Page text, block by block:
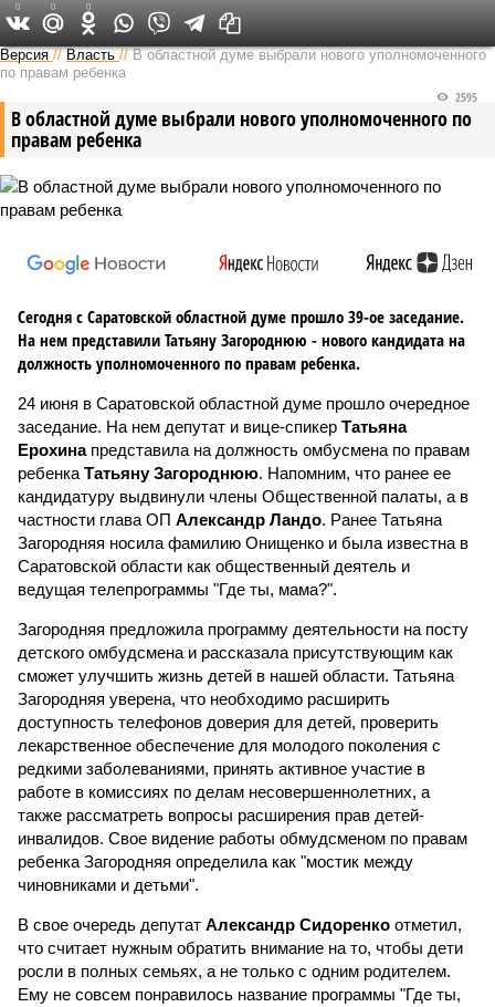
Версия в Саратове
Версия //Власть //В областной думе выбрали нового уполномоченного
по правам ребенка
В областной думе выбрали нового уполномоченного по
правам ребенка
2595
Сегодня с Саратовской областной думе прошло 39-ое заседание.
На нем представили Татьяну Загороднюю - нового кандидата на
должность уполномоченного по правам ребенка.
24 июня в Саратовской областной думе прошло очередное
заседание. На нем депутат и вице-спикер Татьяна
Ерохинапредставила на должность омбусмена по правам
ребенка Татьяну Загороднюю. Напомним, что ранее ее
кандидатуру выдвинули члены Общественной палаты, а в
частности глава ОП Александр Ландо. Ранее Татьяна
Загородняя носила фамилию Онищенко и была известна в
Саратовской области как общественный деятель и
ведущая телепрограммы "Где ты, мама?".
Загородняя предложила программу деятельности на посту
детского омбудсмена и рассказала присутствующим как
сможет улучшить жизнь детей в нашей области. Татьяна
Загородняя уверена, что необходимо расширить
доступность телефонов доверия для детей, проверить
лекарственное обеспечение для молодого поколения с
редкими заболеваниями, принять активное участие в
работе в комиссиях по делам несовершеннолетних, а
также рассматреть вопросы расширения прав детей-
инвалидов. Свое видение работы обмудсменом по правам
ребенка Загородняя определила как "мостик между
чиновниками и детьми".
В свое очередь депутат Александр Сидоренко отметил,
что считает нужным обратить внимание на то, чтобы дети
росли в полных семьях, а не только с одним родителем.
Ему не совсем понравилось название программы "Где ты,
0 0 0